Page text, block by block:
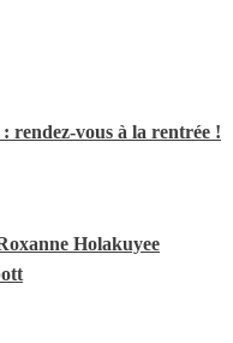
rendez-vous à la rentrée !
Holakuyee